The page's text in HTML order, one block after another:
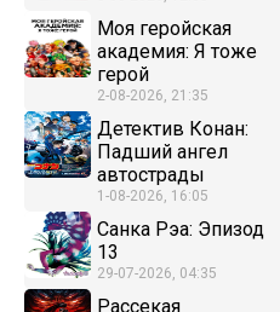
Моя геройская
академия: Я тоже
герой
2-08-2026, 21:35
Детектив Конан:
Падший ангел
автострады
1-08-2026, 16:05
Санка Рэа: Эпизод
13
29-07-2026, 04:35
Рассекая